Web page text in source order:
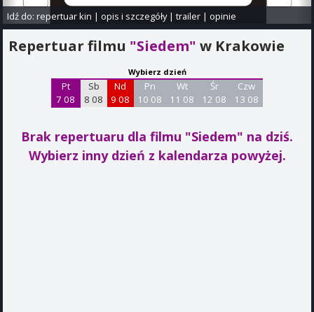
Idź do:repertuar kin |opis i szczegóły|trailer |opinie
Repertuar filmu "Siedem" w Krakowie
Wybierz dzień
Pt
7 08
Sb
8 08
Nd
9 08
Pn
10 08
Wt
11 08
Śr
12 08
Czw
13 08
Brak repertuaru dla filmu "Siedem" na dziś.
Wybierz inny dzień z kalendarza powyżej.